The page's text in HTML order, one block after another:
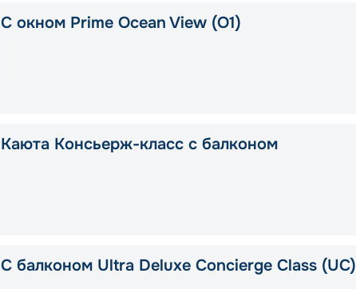
С окном Prime Ocean View (O1)
Каюта Консьерж-класс с балконом
С балконом Ultra Deluxe Concierge Class (UC)